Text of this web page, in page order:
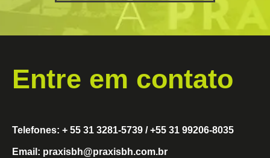
Entre em contato
Telefones: + 55 31 3281-5739 / +55 31 99206-8035
Email: praxisbh@praxisbh.com.br